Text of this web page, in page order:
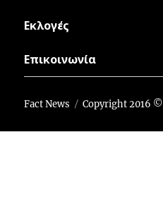
Εκλογές
Επικοινωνία
Fact News Copyright 2016 ©